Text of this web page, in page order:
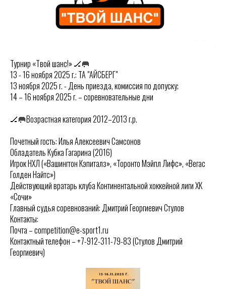
Турнир «Твой шанс!» 🏒🥅
13 - 16 ноября 2025 г.: ТА "АЙСБЕРГ"
13 ноября 2025 г. - День приезда, комиссия по допуску;
14 – 16 ноября 2025 г. – соревновательные дни
🏒🥅Возрастная категория 2012–2013 г.р.
Почетный гость: Илья Алексеевич Самсонов
Обладатель Кубка Гагарина (2016)
Игрок НХЛ («Вашингтон Кэпиталз», «Торонто Мэйпл Лифс», «Вегас
Голден Найтс»)
Действующий вратарь клуба Континентальной хоккейной лиги ХК
«Сочи»
Главный судья соревнований: Дмитрий Георгиевич Стулов
Контакты:
Почта – competition@e-sport1.ru
Контактный телефон – +7-912-311-79-83 (Стулов Дмитрий
Георгиевич)